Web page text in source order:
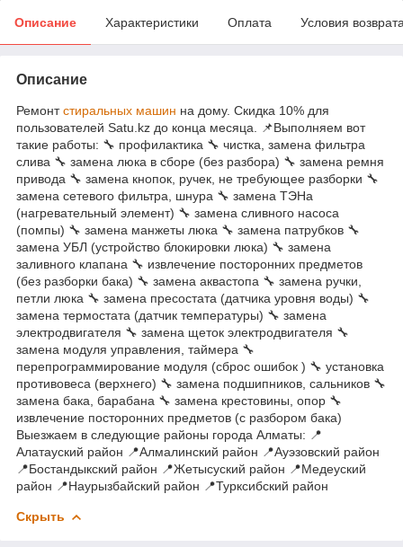
Описание Характеристики Оплата Условия
Описание
Ремонтстиральных машин на дому. Скидка 10% для
пользователей Satu.kz до конца месяца. 📌Выполняем вот
такие работы: 🔧 профилактика 🔧 чистка, замена фильтра
слива 🔧 замена люка в сборе (без разбора) 🔧 замена ремня
привода 🔧 замена кнопок, ручек, не требующее разборки 🔧
замена сетевого фильтра, шнура 🔧 замена ТЭНа
(нагревательный элемент) 🔧 замена сливного насоса
(помпы) 🔧 замена манжеты люка 🔧 замена патрубков 🔧
замена УБЛ (устройство блокировки люка) 🔧 замена
заливного клапана 🔧 извлечение посторонних предметов
(без разборки бака) 🔧 замена аквастопа 🔧 замена ручки,
петли люка 🔧 замена пресостата (датчика уровня воды) 🔧
замена термостата (датчик температуры) 🔧 замена
электродвигателя 🔧 замена щеток электродвигателя 🔧
замена модуля управления, таймера 🔧
перепрограммирование модуля (сброс ошибок ) 🔧 установка
противовеса (верхнего) 🔧 замена подшипников, сальников 🔧
замена бака, барабана 🔧 замена крестовины, опор 🔧
извлечение посторонних предметов (с разбором бака)
Выезжаем в следующие районы города Алматы: 📍
Алатауский район 📍Алмалинский район 📍Ауэзовский район
📍Бостандыкский район 📍Жетысуский район 📍Медеуский
район 📍Наурызбайский район 📍Турксибский район
Скрыть